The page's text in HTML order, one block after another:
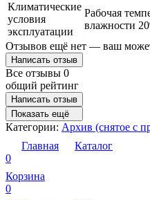
Климатические
условия
эксплуатации
Рабочая
влажности
Отзывов ещё нет — ваш
Написать отзыв
Все отзывы 0
общий рейтинг
Написать отзыв
Показать ещё
Категории: Архив (снятое с
Главная
Каталог
0
Корзина
0